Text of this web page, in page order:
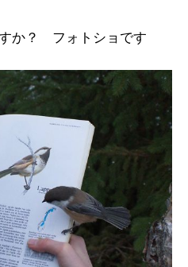
か？ フォトショです